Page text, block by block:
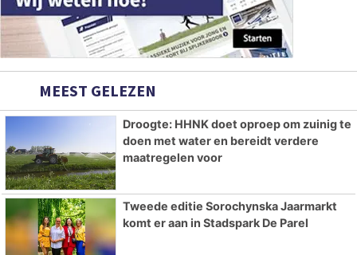
MEEST GELEZEN
Droogte: HHNK doet oproep om zuinig te
doen met water en bereidt verdere
maatregelen voor
Tweede editie Sorochynska Jaarmarkt
komt er aan in Stadspark De Parel